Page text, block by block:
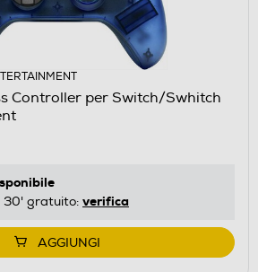
Controller per Switch/Swhitch
30' gratuito: verifica
AGGIUNGI